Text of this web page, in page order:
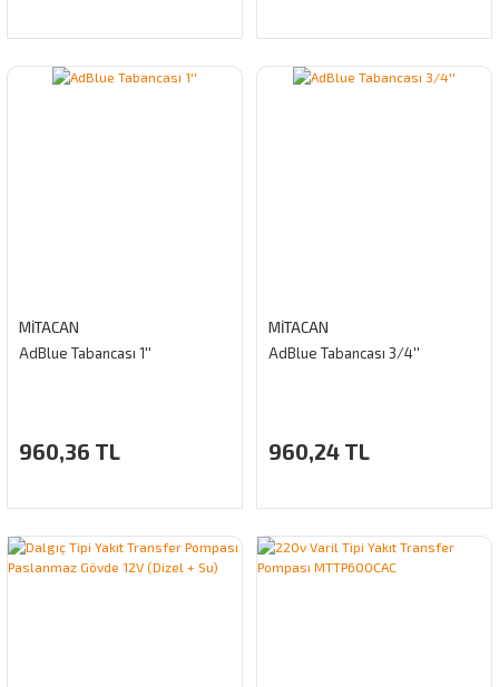
MİTACAN
AdBlue Tabancası 1''
960,36 TL
MİTACAN
AdBlue Tabancası 3/4''
960,24 TL